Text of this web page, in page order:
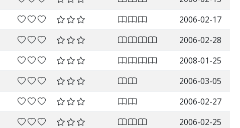
2006-02-17
2006-02-28
2008-01-25
2006-03-05
2006-02-27
2006-02-25